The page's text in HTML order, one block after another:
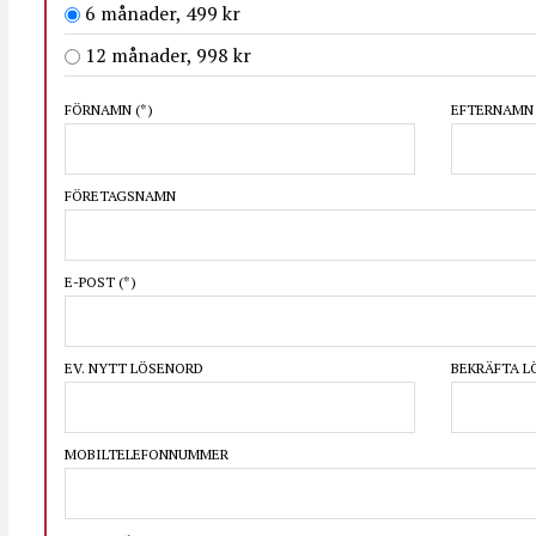
6 månader, 499 kr
12 månader, 998 kr
FÖRNAMN (*) EFTERNAMN
FÖRETAGSNAMN
E-POST (*)
EV. NYTT LÖSENORD BEKRÄFTA
MOBILTELEFONNUMMER